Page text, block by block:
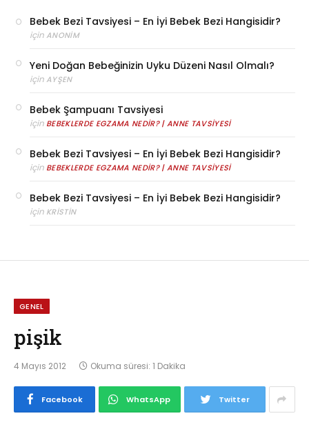
Bebek Bezi Tavsiyesi – En İyi Bebek Bezi Hangisidir?
için ANONIM
Yeni Doğan Bebeğinizin Uyku Düzeni Nasıl Olmalı?
için AYŞEN
Bebek Şampuanı Tavsiyesi
için BEBEKLERDE EGZAMA NEDIR? | ANNE TAVSIYESI
Bebek Bezi Tavsiyesi – En İyi Bebek Bezi Hangisidir?
için BEBEKLERDE EGZAMA NEDIR? | ANNE TAVSIYESI
Bebek Bezi Tavsiyesi – En İyi Bebek Bezi Hangisidir?
için KRISTIN
GENEL
pişik
4 Mayıs 2012 Okuma süresi: 1 Dakika
Facebook WhatsApp Twitter